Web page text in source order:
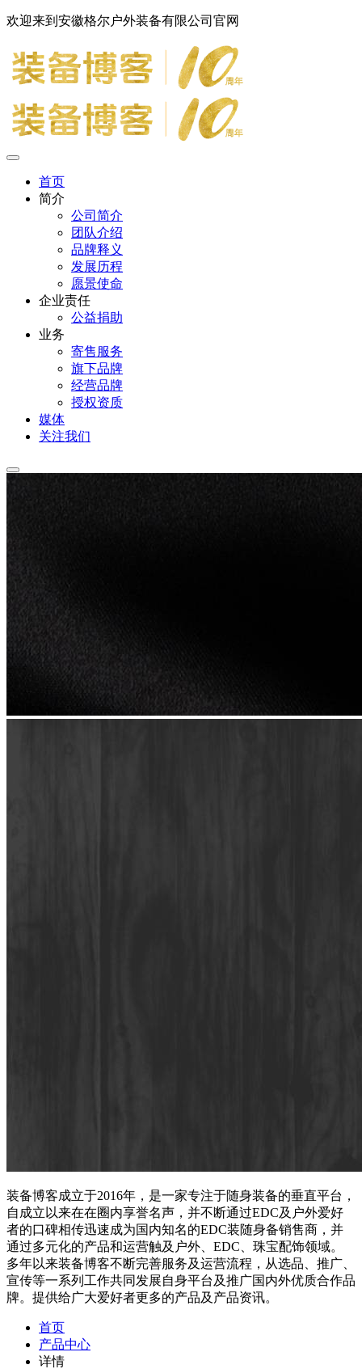
欢迎来到安徽格尔户外装备有限公司官网
首页
简介
公司简介
团队介绍
品牌释义
发展历程
愿景使命
企业责任
公益捐助
业务
寄售服务
旗下品牌
经营品牌
授权资质
媒体
关注我们
装备博客成立于2016年，是一家专注于随身装备的垂直平台，
自成立以来在在圈内享誉名声，并不断通过EDC及户外爱好
者的口碑相传迅速成为国内知名的EDC装随身备销售商，并
通过多元化的产品和运营触及户外、EDC、珠宝配饰领域。
多年以来装备博客不断完善服务及运营流程，从选品、推广、
宣传等一系列工作共同发展自身平台及推广国内外优质合作品
牌。提供给广大爱好者更多的产品及产品资讯。
首页
产品中心
详情